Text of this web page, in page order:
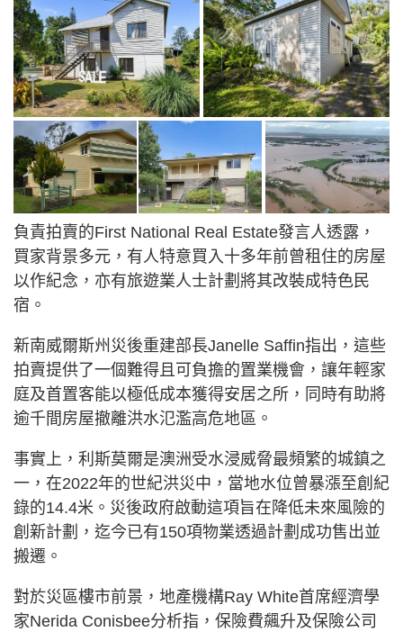
負責拍賣的First National Real Estate發言人透露，
買家背景多元，有人特意買入十多年前曾租住的房屋
以作紀念，亦有旅遊業人士計劃將其改裝成特色民
宿。
新南威爾斯州災後重建部長Janelle Saffin指出，這些
拍賣提供了一個難得且可負擔的置業機會，讓年輕家
庭及首置客能以極低成本獲得安居之所，同時有助將
逾千間房屋撤離洪水氾濫高危地區。
事實上，利斯莫爾是澳洲受水浸威脅最頻繁的城鎮之
一，在2022年的世紀洪災中，當地水位曾暴漲至創紀
錄的14.4米。災後政府啟動這項旨在降低未來風險的
創新計劃，迄今已有150項物業透過計劃成功售出並
搬遷。
對於災區樓市前景，地產機構Ray White首席經濟學
家Nerida Conisbee分析指，保險費飆升及保險公司